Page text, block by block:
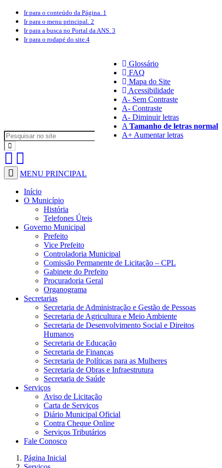
Ir para o conteúdo da Página. 1
Ir para o menu principal. 2
Ir para a busca no Portal da ANS. 3
Ir para o rodapé do site.4
Glossário
FAQ
Mapa do Site
Acessibilidade
A- Sem Contraste
A- Contraste
A- Diminuir letras
A Tamanho de letras normal
A+ Aumentar letras
MENU PRINCIPAL
Início
O Município
História
Telefones Úteis
Governo Municipal
Prefeito
Vice Prefeito
Controladoria Municipal
Comissão Permanente de Licitação – CPL
Gabinete do Prefeito
Procuradoria Geral
Organograma
Secretarias
Secretaria de Administração e Gestão de Pessoas
Secretaria de Agricultura e Meio Ambiente
Secretaria de Desenvolvimento Social e Direitos
Humanos
Secretaria de Educação
Secretaria de Finanças
Secretaria de Políticas para as Mulheres
Secretaria de Obras e Infraestrutura
Secretaria de Saúde
Serviços
Aviso de Licitação
Carta de Serviços
Diário Municipal Oficial
Contra Cheque Online
Serviços Tributários
Fale Conosco
Página Inicial